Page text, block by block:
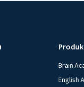
Brain
English